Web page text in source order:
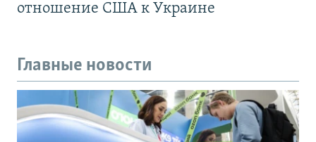
отношение США к Украине
Главные новости